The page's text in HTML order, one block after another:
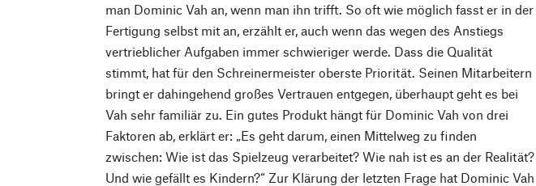
man Dominic Vah an, wenn man ihn trifft. So oft wie möglich fasst er in der
Fertigung selbst mit an, erzählt er, auch wenn das wegen des Anstiegs
vertrieblicher Aufgaben immer schwieriger werde. Dass die Qualität
stimmt, hat für den Schreinermeister oberste Priorität. Seinen Mitarbeitern
bringt er dahingehend großes Vertrauen entgegen, überhaupt geht es bei
Vah sehr familiär zu. Ein gutes Produkt hängt für Dominic Vah von drei
Faktoren ab, erklärt er: „Es geht darum, einen Mittelweg zu finden
zwischen: Wie ist das Spielzeug verarbeitet? Wie nah ist es an der Realität?
Und wie gefällt es Kindern?“ Zur Klärung der letzten Frage hat Dominic Vah